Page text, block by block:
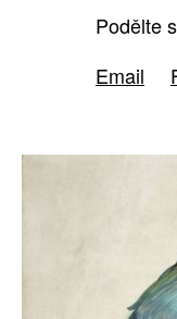
Podělte
Email